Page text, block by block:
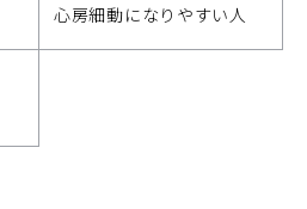
心房細動になりやすい人